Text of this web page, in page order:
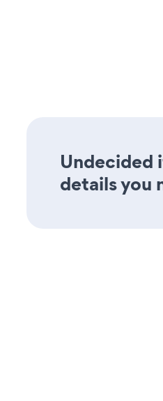
Undecided
details you